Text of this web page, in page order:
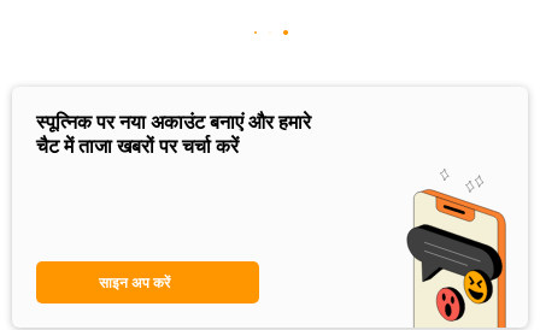
स्पूत्निक पर नया अकाउंट बनाएं और हमारे
चैट में ताजा खबरों पर चर्चा करें
साइन अप करें